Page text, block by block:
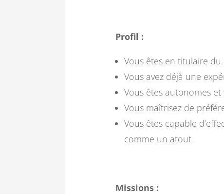
Profil :
Vous êtes en titulaire du
Vous avez déjà une
Vous êtes autonomes
Vous maîtrisez de
Vous êtes capable
comme un atout
Missions :